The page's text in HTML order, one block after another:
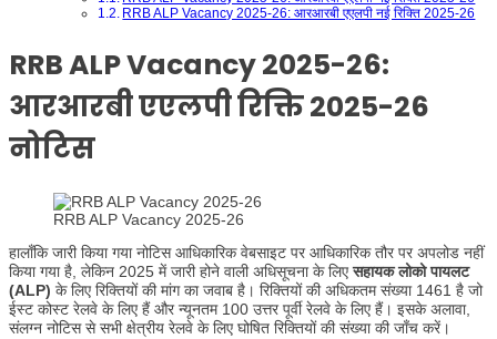
RRB ALP Vacancy 2025-26: आरआरबी एएलपी नई रिक्ति 2025-26
RRB ALP Vacancy 2025-26:
आरआरबी एएलपी रिक्ति 2025-26
नोटिस
RRB ALP Vacancy 2025-26
हालाँकि जारी किया गया नोटिस आधिकारिक वेबसाइट पर आधिकारिक तौर पर अपलोड नहीं
किया गया है, लेकिन 2025 में जारी होने वाली अधिसूचना के लिएसहायक लोको पायलट
(ALP) के लिए रिक्तियों की मांग का जवाब है। रिक्तियों की अधिकतम संख्या 1461 है जो
ईस्ट कोस्ट रेलवे के लिए हैं और न्यूनतम 100 उत्तर पूर्वी रेलवे के लिए हैं। इसके अलावा,
संलग्न नोटिस से सभी क्षेत्रीय रेलवे के लिए घोषित रिक्तियों की संख्या की जाँच करें।